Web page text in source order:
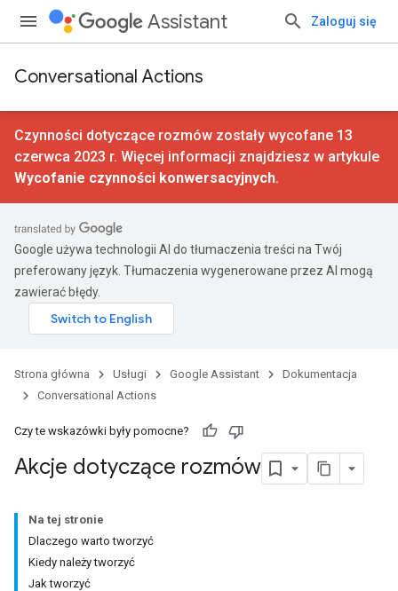
Assistant Zaloguj się
Conversational Actions
Czynności dotyczące rozmów zostały wycofane 13
czerwca 2023 r. Więcej informacji znajdziesz w artykule
Wycofanie czynności konwersacyjnych.
Google używa technologii AI do tłumaczenia treści na Twój
preferowany język. Tłumaczenia wygenerowane przez AI mogą
zawierać błędy.
Strona główna Usługi Google Assistant
Dokumentacja
Conversational Actions
Czy te wskazówki były pomocne?
Akcje dotyczące rozmów
Na tej stronie
Dlaczego warto tworzyć
Kiedy należy tworzyć
Jak tworzyć